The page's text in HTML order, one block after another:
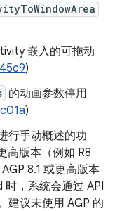
嵌入的可拖动
)
的动画参数停用
)
行手动概述的功
高版本（例如 R8
8.1 或更高版本
时，系统会通过 API
建议未使用 AGP 的